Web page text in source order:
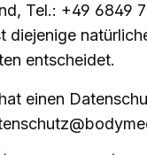
Tel.: +49 6849
diejenige
entscheidet.
einen